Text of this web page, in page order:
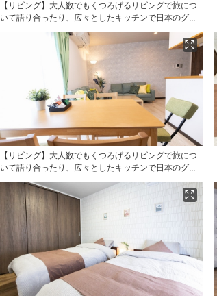
【リビング】大人数でもくつろげるリビングで旅につ
いて語り合ったり、広々としたキッチンで日本のグ...
【リビング】大人数でもくつろげるリビングで旅につ
いて語り合ったり、広々としたキッチンで日本のグ...